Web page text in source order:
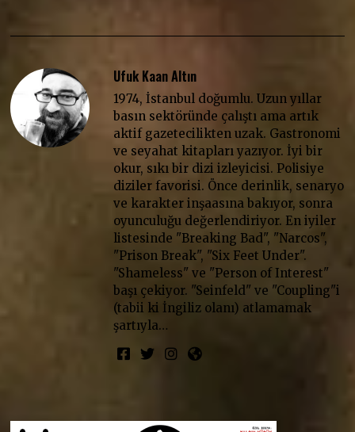
Ufuk Kaan Altın
1974, İstanbul doğumlu. Uzun yıllar
basın sektöründe çalıştı ama artık
aktif gazetecilikten uzak. Gastronomi
ve seyahat kitapları yazıyor. İyi bir
okur, sıkı bir dizi izleyicisi. Polisiye
diziler favorisi. Önce derinlik, senaryo
ve karakter inşaasına bakıyor, sonra
oyunculuğu değerlendiriyor. En iyiler
listesinde "Breaking Bad", "Narcos",
"Prison Break", "Six Feet Under".
"Shameless" ve "Person of Interest"
başı çekiyor. "Seinfeld" ve "Coupling"i
(tabii ki İngiliz olanı) atlamamak
şartıyla…